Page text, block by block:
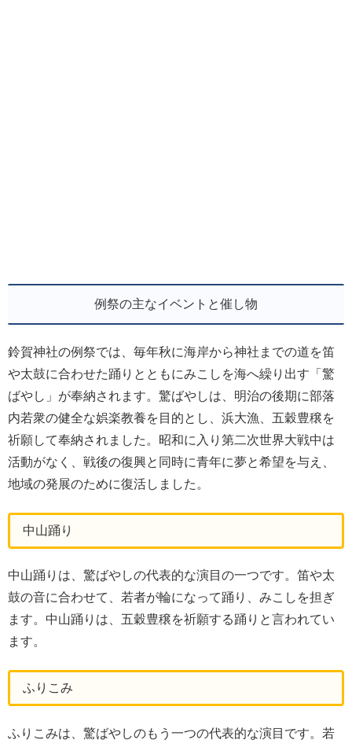
例祭の主なイベントと催し物
鈴賀神社の例祭では、毎年秋に海岸から神社までの道を笛
や太鼓に合わせた踊りとともにみこしを海へ繰り出す「驚
ばやし」が奉納されます。驚ばやしは、明治の後期に部落
内若衆の健全な娯楽教養を目的とし、浜大漁、五穀豊穣を
祈願して奉納されました。昭和に入り第二次世界大戦中は
活動がなく、戦後の復興と同時に青年に夢と希望を与え、
地域の発展のために復活しました。
中山踊り
中山踊りは、驚ばやしの代表的な演目の一つです。笛や太
鼓の音に合わせて、若者が輪になって踊り、みこしを担ぎ
ます。中山踊りは、五穀豊穣を祈願する踊りと言われてい
ます。
ふりこみ
ふりこみは、驚ばやしのもう一つの代表的な演目です。若